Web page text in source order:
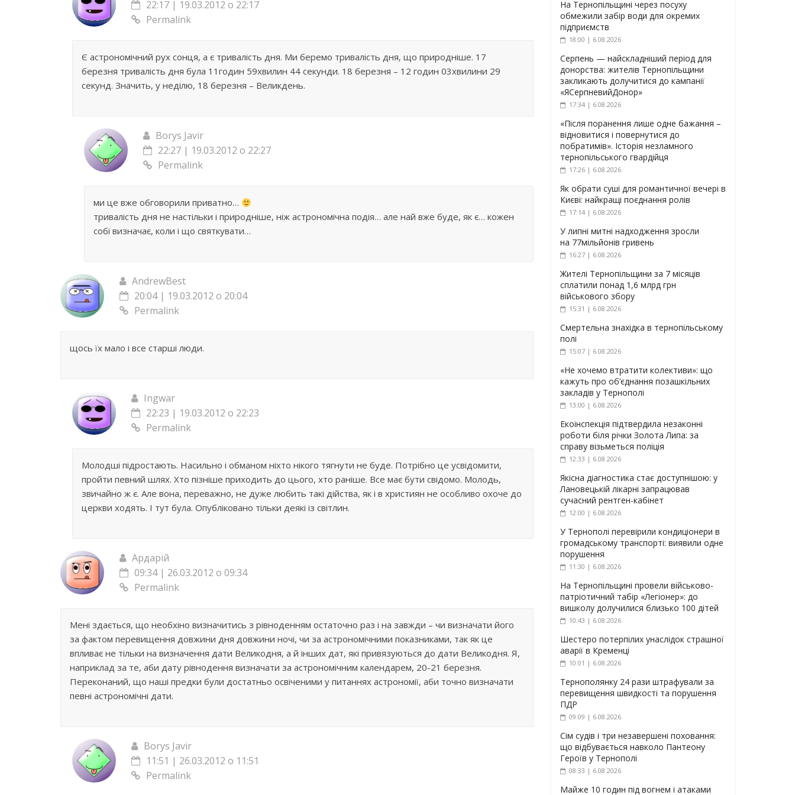
22:17 | 19.03.2012 о 22:17
Permalink
Є астрономічний рух сонця, а є тривалість дня. Ми беремо тривалість дня, що природніше. 17
березня тривалість дня була 11годин 59хвилин 44 секунди. 18 березня – 12 годин 03хвилини 29
секунд. Значить, у неділю, 18 березня – Великдень.
Borys Javir
22:27 | 19.03.2012 о 22:27
Permalink
ми це вже обговорили приватно…
тривалість дня не настільки і природніше, ніж астрономічна подія… але най вже буде, як є… кожен
собі визначає, коли і що святкувати…
AndrewBest
20:04 | 19.03.2012 о 20:04
Permalink
щось їх мало і все старші люди.
Ingwar
22:23 | 19.03.2012 о 22:23
Permalink
Молодші підростають. Насильно і обманом ніхто нікого тягнути не буде. Потрібно це усвідомити,
пройти певний шлях. Хто пізніше приходить до цього, хто раніше. Все має бути свідомо. Молодь,
звичайно ж є. Але вона, переважно, не дуже любить такі дійства, як і в християн не особливо охоче до
церкви ходять. І тут була. Опубліковано тільки деякі із світлин.
Ардарій
09:34 | 26.03.2012 о 09:34
Permalink
Мені здається, що необхіно визначитись з рівноденням остаточно раз і на завжди – чи визначати його
за фактом перевищення довжини дня довжини ночі, чи за астрономічними показниками, так як це
впливає не тільки на визначення дати Великодня, а й інших дат, які привязуються до дати Великодня. Я,
наприклад за те, аби дату рівнодення визначати за астрономічним календарем, 20-21 березня.
Переконаний, що наші предки були достатньо освіченими у питаннях астрономії, аби точно визначати
певні астрономічні дати.
Borys Javir
11:51 | 26.03.2012 о 11:51
Permalink
На Тернопільщині через посуху
обмежили забір води для окремих
підприємств
18:00 | 6.08.2026
Серпень — найскладніший період для
донорства: жителів Тернопільщини
закликають долучитися до кампанії
«ЯСерпневийДонор»
17:34 | 6.08.2026
«Після поранення лише одне бажання –
відновитися і повернутися до
побратимів». Історія незламного
тернопільського гвардійця
17:26 | 6.08.2026
Як обрати суші для романтичної вечері в
Києві: найкращі поєднання ролів
17:14 | 6.08.2026
У липні митні надходження зросли
на 77мільйонів гривень
16:27 | 6.08.2026
Жителі Тернопільщини за 7 місяців
сплатили понад 1,6 млрд грн
військового збору
15:31 | 6.08.2026
Смертельна знахідка в тернопільському
полі
15:07 | 6.08.2026
«Не хочемо втратити колективи»: що
кажуть про об’єднання позашкільних
закладів у Тернополі
13:00 | 6.08.2026
Екоінспекція підтвердила незаконні
роботи біля річки Золота Липа: за
справу візьметься поліція
12:33 | 6.08.2026
Якісна діагностика стає доступнішою: у
Лановецькій лікарні запрацював
сучасний рентген-кабінет
12:00 | 6.08.2026
У Тернополі перевірили кондиціонери в
громадському транспорті: виявили одне
порушення
11:30 | 6.08.2026
На Тернопільщині провели військово-
патріотичний табір «Легіонер»: до
вишколу долучилися близько 100 дітей
10:43 | 6.08.2026
Шестеро потерпілих унаслідок страшної
аварії в Кременці
10:01 | 6.08.2026
Тернополянку 24 рази штрафували за
перевищення швидкості та порушення
ПДР
09:09 | 6.08.2026
Сім судів і три незавершені поховання:
що відбувається навколо Пантеону
Героїв у Тернополі
08:33 | 6.08.2026
Майже 10 годин під вогнем і атаками